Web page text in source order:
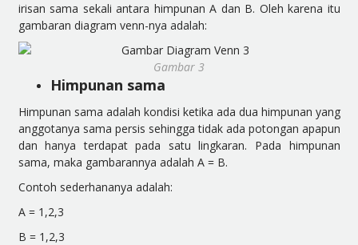
irisan sama sekali antara himpunan A dan B. Oleh karena itu
gambaran diagram venn-nya adalah:
Gambar 3
Himpunan sama
Himpunan sama adalah kondisi ketika ada dua himpunan yang
anggotanya sama persis sehingga tidak ada potongan apapun
dan hanya terdapat pada satu lingkaran. Pada himpunan
sama, maka gambarannya adalah A = B.
Contoh sederhananya adalah:
A = 1,2,3
B = 1,2,3